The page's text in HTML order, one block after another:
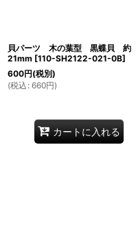
貝パーツ 木の葉型 黒蝶貝 約
21mm [110-SH2122-021-0B]
600円(税別)
(税込 : 660円)
カートに入れる